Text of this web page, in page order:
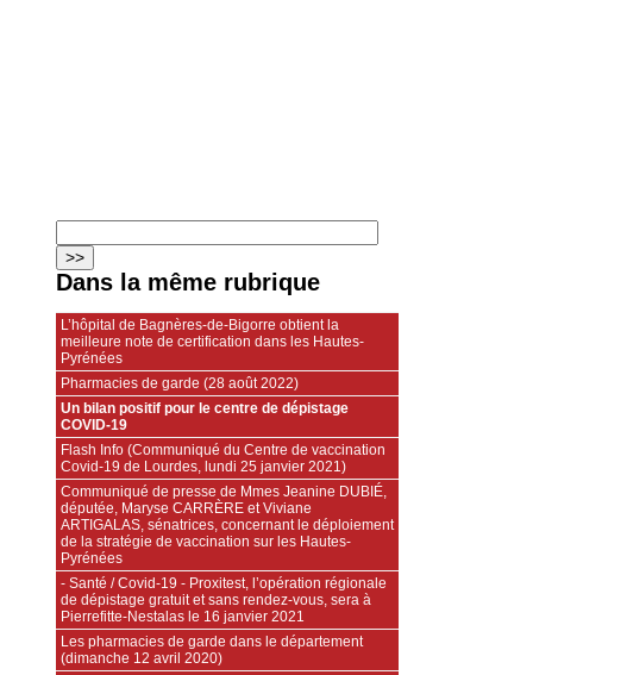
Dans la même rubrique
L’hôpital de Bagnères-de-Bigorre obtient la
meilleure note de certification dans les Hautes-
Pyrénées
Pharmacies de garde (28 août 2022)
Un bilan positif pour le centre de dépistage
COVID-19
Flash Info (Communiqué du Centre de vaccination
Covid-19 de Lourdes, lundi 25 janvier 2021)
Communiqué de presse de Mmes Jeanine DUBIÉ,
députée, Maryse CARRÈRE et Viviane
ARTIGALAS, sénatrices, concernant le déploiement
de la stratégie de vaccination sur les Hautes-
Pyrénées
- Santé / Covid-19 - Proxitest, l’opération régionale
de dépistage gratuit et sans rendez-vous, sera à
Pierrefitte-Nestalas le 16 janvier 2021
Les pharmacies de garde dans le département
(dimanche 12 avril 2020)